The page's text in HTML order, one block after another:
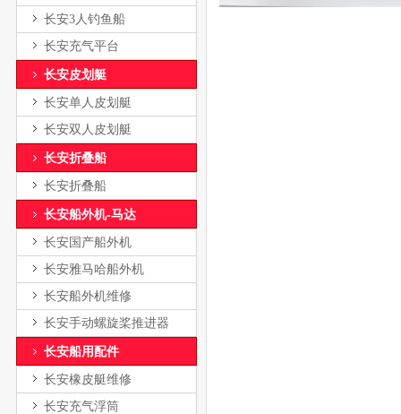
长安3人钓鱼船
长安充气平台
长安皮划艇
长安单人皮划艇
长安双人皮划艇
长安折叠船
长安折叠船
长安船外机-马达
长安国产船外机
长安雅马哈船外机
长安船外机维修
长安手动螺旋桨推进器
长安船用配件
长安橡皮艇维修
长安充气浮筒